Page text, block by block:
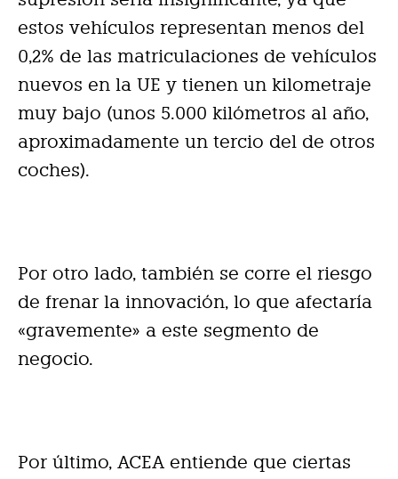
estos vehículos representan menos del
0,2% de las matriculaciones de vehículos
nuevos en la UE y tienen un kilometraje
muy bajo (unos 5.000 kilómetros al año,
aproximadamente un tercio del de otros
coches).
Por otro lado, también se corre el riesgo
de frenar la innovación, lo que afectaría
«gravemente» a este segmento de
negocio.
Por último, ACEA entiende que ciertas